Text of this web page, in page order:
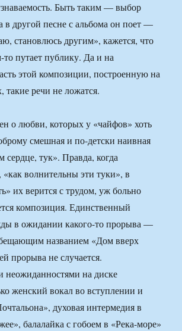
Быть таким — выбор
в другой песне с альбома он поет —
становлюсь другим», кажется, что
то путает публику. Да и на
этой композиции, построенную на
такие речи не ложатся.
о любви, которых у «чайфов» хоть
смешная и по-детски наивная
тук». Правда, когда
волнительны эти туки», в
их верится с трудом, уж больно
композиция. Единственный
в ожидании какого-то прорыва —
названием «Дом вверх
прорыва не случается.
неожиданностями на диске
женский вокал во вступлении и
духовая интермедия в
балалайка с гобоем в «Река-море»